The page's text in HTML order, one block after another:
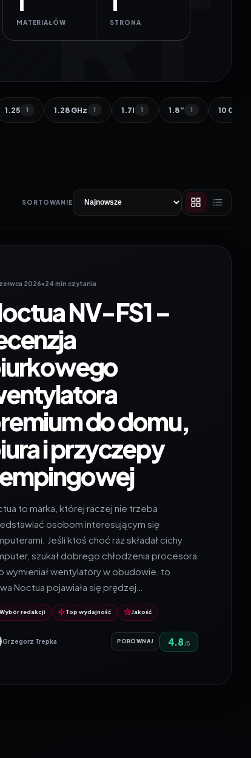
MATERIAŁÓW STRONA
1.25 1 1.28 GHz 1 1.7l 1 1.8” 1 10 000
SORTOWANIE
2026•24 min czytania
NV-FS1 –
do domu,
i przyczepy
to marka, której raczej nie trzeba
osobom interesującym się
Jeśli ktoś choć raz składał cichy
szukał dobrego chłodzenia procesora
wymieniał wentylatory w obudowie, to
Noctua pojawiała się prędzej…
Wybór redakcji Top wydajność Jakość
Grzegorz Trepka PORÓWNAJ 4.8 /5